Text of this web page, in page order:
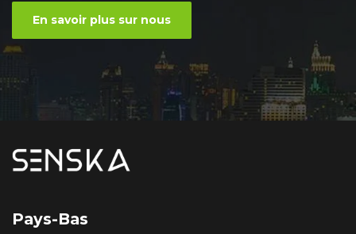
En savoir plus sur nous
Pays-Bas